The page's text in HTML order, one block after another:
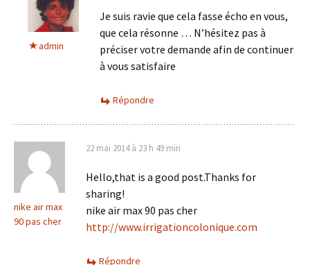
admin
Je suis ravie que cela fasse écho en vous,
que cela résonne … N’hésitez pas à
préciser votre demande afin de continuer
à vous satisfaire
Répondre
nike air max
90 pas cher
22 mai 2014 à 23 h 49 min
Hello,that is a good post.Thanks for
sharing!
nike air max 90 pas cher
http://www.irrigationcolonique.com
Répondre